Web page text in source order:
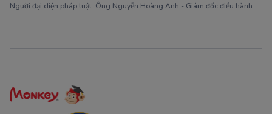
Người đại diện pháp luật: Ông Nguyễn Hoàng Anh - Giám đốc điều hành